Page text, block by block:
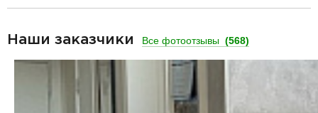
Наши заказчики Все фотоотзывы (568)